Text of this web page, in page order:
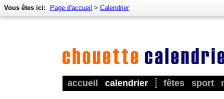
accueil calendrier fêtes sport
Vous êtes ici: Page d'accueil > Calendrier